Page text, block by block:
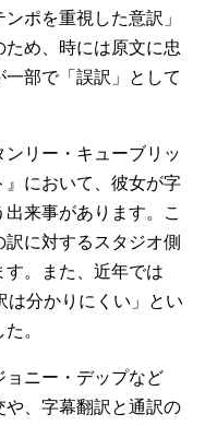
ポを重視した意訳」
め、時には原文に忠
部で「誤訳」として
リー・キューブリッ
』において、彼女が字
来事があります。こ
に対するスタジオ側
。また、近年では
は分かりにくい」とい
。
ョニー・デップなど
、字幕翻訳と通訳の